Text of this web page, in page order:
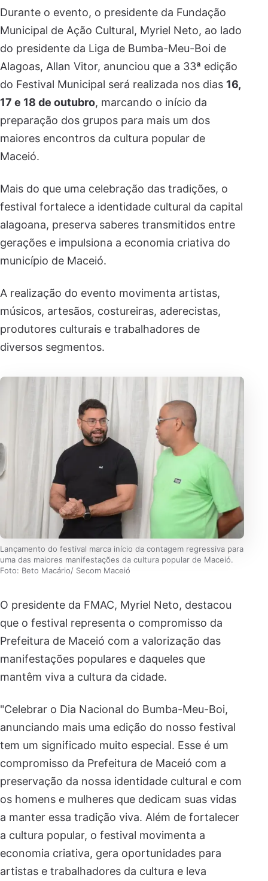
Durante o evento, o presidente da Fundação
Municipal de Ação Cultural, Myriel Neto, ao lado
do presidente da Liga de Bumba-Meu-Boi de
Alagoas, Allan Vitor, anunciou que a 33ª edição
do Festival Municipal será realizada nos dias 16,
17 e 18 de outubro, marcando o início da
preparação dos grupos para mais um dos
maiores encontros da cultura popular de
Maceió.
Mais do que uma celebração das tradições, o
festival fortalece a identidade cultural da capital
alagoana, preserva saberes transmitidos entre
gerações e impulsiona a economia criativa do
município de Maceió.
A realização do evento movimenta artistas,
músicos, artesãos, costureiras, aderecistas,
produtores culturais e trabalhadores de
diversos segmentos.
Lançamento do festival marca início da contagem regressiva para
uma das maiores manifestações da cultura popular de Maceió.
Foto: Beto Macário/ Secom Maceió
O presidente da FMAC, Myriel Neto, destacou
que o festival representa o compromisso da
Prefeitura de Maceió com a valorização das
manifestações populares e daqueles que
mantêm viva a cultura da cidade.
"Celebrar o Dia Nacional do Bumba-Meu-Boi,
anunciando mais uma edição do nosso festival
tem um significado muito especial. Esse é um
compromisso da Prefeitura de Maceió com a
preservação da nossa identidade cultural e com
os homens e mulheres que dedicam suas vidas
a manter essa tradição viva. Além de fortalecer
a cultura popular, o festival movimenta a
economia criativa, gera oportunidades para
artistas e trabalhadores da cultura e leva